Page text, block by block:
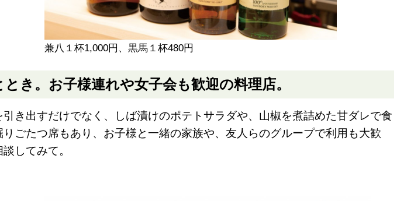
兼八１杯1,000円、黒馬１杯480円
き。お子様連れや女子会も歓迎の料理店。
き出すだけでなく、しば漬けのポテトサラダや、山椒を煮詰めた甘ダレで食
ごたつ席もあり、お子様と一緒の家族や、友人らのグループで利用も大歓
してみて。